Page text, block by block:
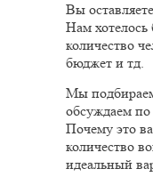
Вы
Нам хотелось
количество
бюджет и тд.
Мы
обсуждаем по
Почему это
количество
идеальный